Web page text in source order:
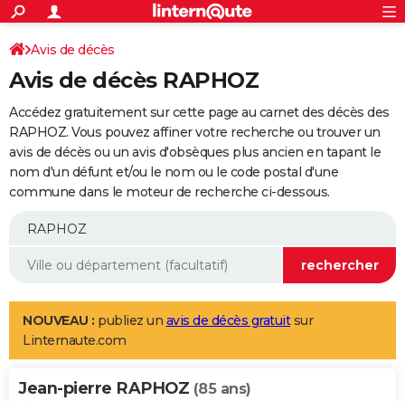
ACTUALITÉS
Politique
Société
Faits Divers
Education
Monde
Villes
+
SPORT
Coupe du monde 2026
Football
Tennis
Cyclisme
Rugby
Forum
Programme TV
TNT
Streaming
Cinéma
Sorties cinéma
Musique
+
FINANCE
Retraite
Epargne
Immobilier
Risques naturels par ville
Banque
Assurance
AUTO
Essais
Réserver un essai
Citadines
Berlines
SUV
Forum auto
+
Mobiles
Meilleur smartphone
Internet
Ordinateurs
Jeux vidéo
Guide high-tech
Aménagement intérieur
LIFESTYLE
Art de vivre
Bien-être
Loisirs
Mode
Modes de vie
Alimentation
Guide de la santé
Maladies
Médicaments
Sommeil
VOYAGE
Avis de décès
Avis de décès RAPHOZ
Accédez gratuitement sur cette page au carnet des décès des
RAPHOZ. Vous pouvez affiner votre recherche ou trouver un
avis de décès ou un avis d'obsèques plus ancien en tapant le
nom d'un défunt et/ou le nom ou le code postal d'une
commune dans le moteur de recherche ci-dessous.
NOUVEAU : publiez un avis de décès gratuitsur
Linternaute.com
Jean-pierre RAPHOZ (85 ans)